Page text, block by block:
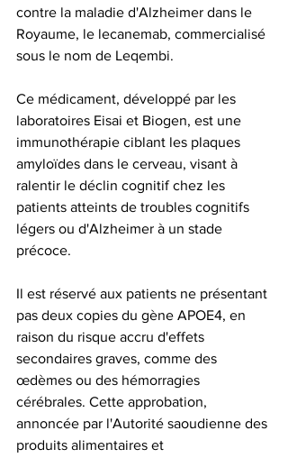
contre la maladie d'Alzheimer dans le
Royaume, le lecanemab, commercialisé
sous le nom de Leqembi.
Ce médicament, développé par les
laboratoires Eisai et Biogen, est une
immunothérapie ciblant les plaques
amyloïdes dans le cerveau, visant à
ralentir le déclin cognitif chez les
patients atteints de troubles cognitifs
légers ou d'Alzheimer à un stade
précoce.
Il est réservé aux patients ne présentant
pas deux copies du gène APOE4, en
raison du risque accru d'effets
secondaires graves, comme des
œdèmes ou des hémorragies
cérébrales. Cette approbation,
annoncée par l'Autorité saoudienne des
produits alimentaires et